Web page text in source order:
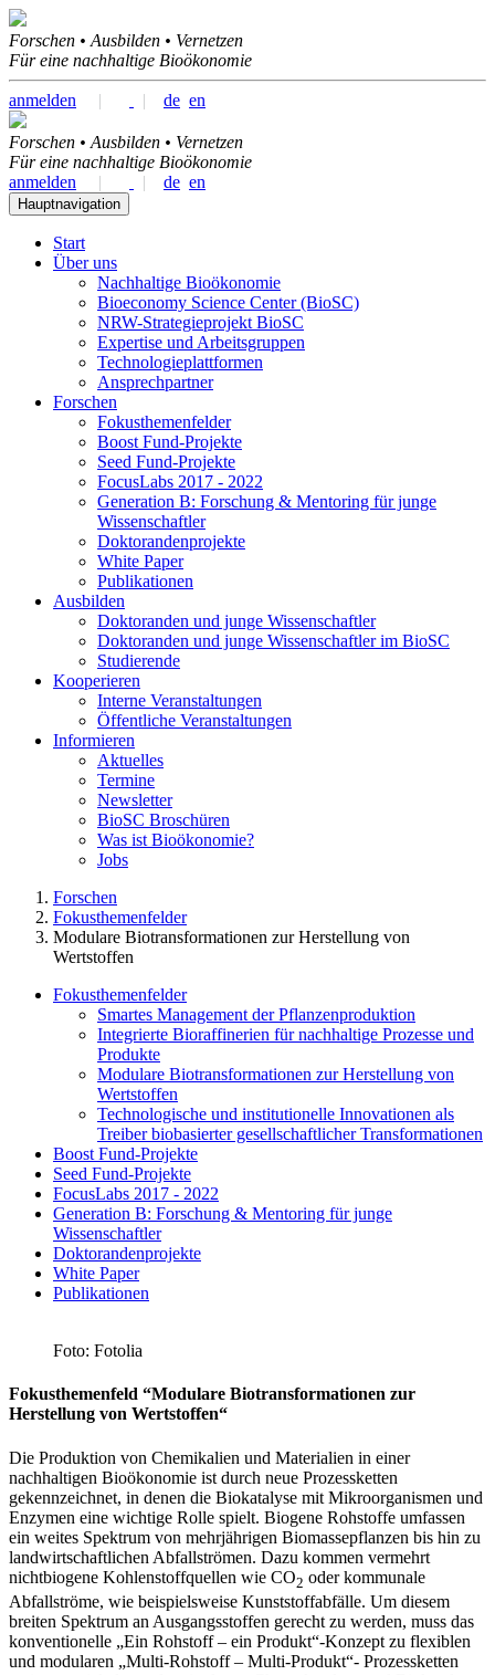
Forschen • Ausbilden • Vernetzen
Für eine nachhaltige Bioökonomie
anmelden | | de en
Forschen • Ausbilden • Vernetzen
Für eine nachhaltige Bioökonomie
anmelden
| | de en
Hauptnavigation
Start
Über uns
Nachhaltige Bioökonomie
Bioeconomy Science Center (BioSC)
NRW-Strategieprojekt BioSC
Expertise und Arbeitsgruppen
Technologieplattformen
Ansprechpartner
Forschen
Fokusthemenfelder
Boost Fund-Projekte
Seed Fund-Projekte
FocusLabs 2017 - 2022
Generation B: Forschung & Mentoring für junge
Wissenschaftler
Doktorandenprojekte
White Paper
Publikationen
Ausbilden
Doktoranden und junge Wissenschaftler
Doktoranden und junge Wissenschaftler im BioSC
Studierende
Kooperieren
Interne Veranstaltungen
Öffentliche Veranstaltungen
Informieren
Aktuelles
Termine
Newsletter
BioSC Broschüren
Was ist Bioökonomie?
Jobs
Forschen
Fokusthemenfelder
Modulare Biotransformationen zur Herstellung von
Wertstoffen
Fokusthemenfelder
Smartes Management der Pflanzenproduktion
Integrierte Bioraffinerien für nachhaltige Prozesse und
Produkte
Modulare Biotransformationen zur Herstellung von
Wertstoffen
Technologische und institutionelle Innovationen als
Treiber biobasierter gesellschaftlicher Transformationen
Boost Fund-Projekte
Seed Fund-Projekte
FocusLabs 2017 - 2022
Generation B: Forschung & Mentoring für junge
Wissenschaftler
Doktorandenprojekte
White Paper
Publikationen
Foto: Fotolia
Fokusthemenfeld “Modulare Biotransformationen zur
Herstellung von Wertstoffen“
Die Produktion von Chemikalien und Materialien in einer
nachhaltigen Bioökonomie ist durch neue Prozessketten
gekennzeichnet, in denen die Biokatalyse mit Mikroorganismen und
Enzymen eine wichtige Rolle spielt. Biogene Rohstoffe umfassen
ein weites Spektrum von mehrjährigen Biomassepflanzen bis hin zu
landwirtschaftlichen Abfallströmen. Dazu kommen vermehrt
nichtbiogene Kohlenstoffquellen wie CO2 oder kommunale
Abfallströme, wie beispielsweise Kunststoffabfälle. Um diesem
breiten Spektrum an Ausgangsstoffen gerecht zu werden, muss das
konventionelle „Ein Rohstoff – ein Produkt“-Konzept zu flexiblen
und modularen „Multi-Rohstoff – Multi-Produkt“- Prozessketten